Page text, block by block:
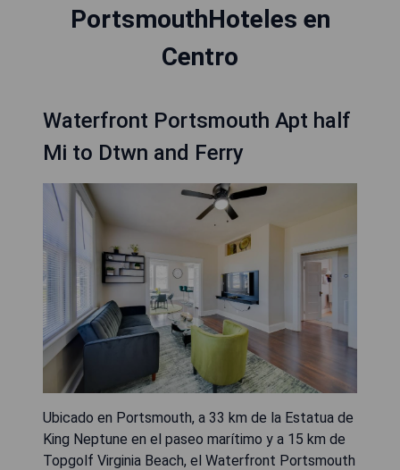
PortsmouthHoteles en
Centro
Waterfront Portsmouth Apt half
Mi to Dtwn and Ferry
Ubicado en Portsmouth, a 33 km de la Estatua de
King Neptune en el paseo marítimo y a 15 km de
Topgolf Virginia Beach, el Waterfront Portsmouth